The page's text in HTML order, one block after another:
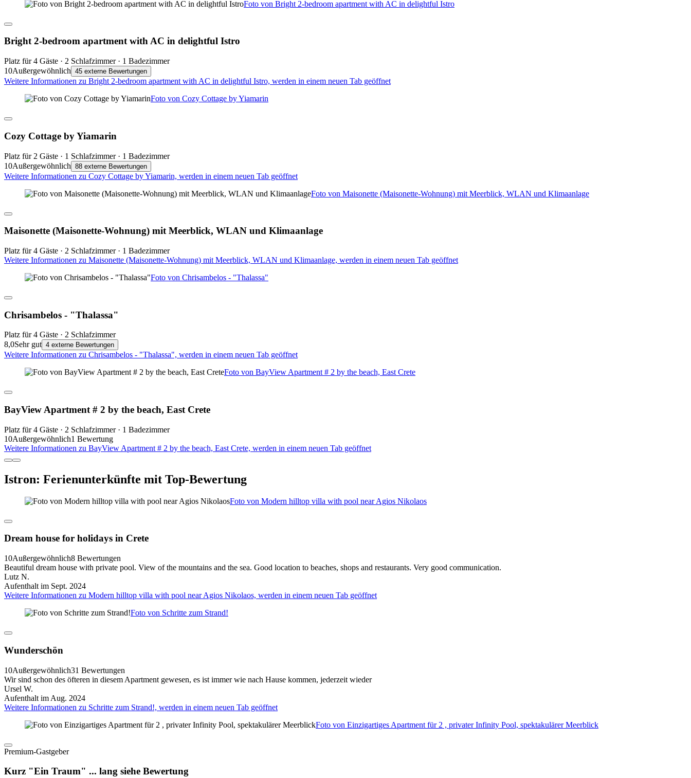
Foto von Bright 2-bedroom apartment with AC in delightful Istro
Bright 2-bedroom apartment with AC in delightful Istro
Platz für 4 Gäste · 2 Schlafzimmer · 1 Badezimmer
10Außergewöhnlich 45 externe Bewertungen
Weitere Informationen zu Bright 2-bedroom apartment with AC in delightful Istro, werden in einem neuen Tab geöffnet
Foto von Cozy Cottage by Yiamarin
Cozy Cottage by Yiamarin
Platz für 2 Gäste · 1 Schlafzimmer · 1 Badezimmer
10Außergewöhnlich 88 externe Bewertungen
Weitere Informationen zu Cozy Cottage by Yiamarin, werden in einem neuen Tab geöffnet
Foto von Maisonette (Maisonette-Wohnung) mit Meerblick, WLAN und Klimaanlage
Maisonette (Maisonette-Wohnung) mit Meerblick, WLAN und Klimaanlage
Platz für 4 Gäste · 2 Schlafzimmer · 1 Badezimmer
Weitere Informationen zu Maisonette (Maisonette-Wohnung) mit Meerblick, WLAN und Klimaanlage, werden in einem neuen Tab geöffnet
Foto von Chrisambelos - "Thalassa"
Chrisambelos - "Thalassa"
Platz für 4 Gäste · 2 Schlafzimmer
8,0Sehr gut 4 externe Bewertungen
Weitere Informationen zu Chrisambelos - "Thalassa", werden in einem neuen Tab geöffnet
Foto von BayView Apartment # 2 by the beach, East Crete
BayView Apartment # 2 by the beach, East Crete
Platz für 4 Gäste · 2 Schlafzimmer · 1 Badezimmer
10Außergewöhnlich1 Bewertung
Weitere Informationen zu BayView Apartment # 2 by the beach, East Crete, werden in einem neuen Tab geöffnet
Istron: Ferienunterkünfte mit Top-Bewertung
Foto von Modern hilltop villa with pool near Agios Nikolaos
Dream house for holidays in Crete
10Außergewöhnlich8 Bewertungen
Beautiful dream house with private pool. View of the mountains and the sea. Good location to beaches, shops and restaurants. Very good communication.
Lutz N.
Aufenthalt im Sept. 2024
Weitere Informationen zu Modern hilltop villa with pool near Agios Nikolaos, werden in einem neuen Tab geöffnet
Foto von Schritte zum Strand!
Wunderschön
10Außergewöhnlich31 Bewertungen
Wir sind schon des öfteren in diesem Apartment gewesen, es ist immer wie nach Hause kommen, jederzeit wieder
Ursel W.
Aufenthalt im Aug. 2024
Weitere Informationen zu Schritte zum Strand!, werden in einem neuen Tab geöffnet
Foto von Einzigartiges Apartment für 2 , privater Infinity Pool, spektakulärer Meerblick
Premium-Gastgeber
Kurz "Ein Traum" ... lang siehe Bewertung